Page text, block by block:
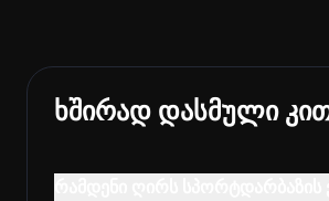
ხშირად დასმული